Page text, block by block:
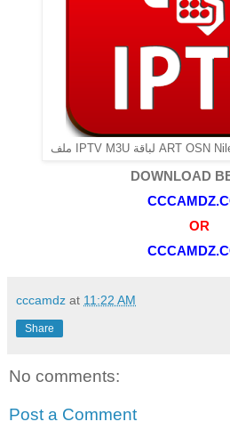
DOWNLOAD
OR
cccamdz at 11:22 AM
Share
No comments:
Post a Comment